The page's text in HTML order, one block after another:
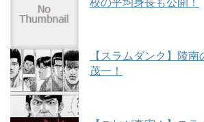
【スラムダンク】陵
茂一！